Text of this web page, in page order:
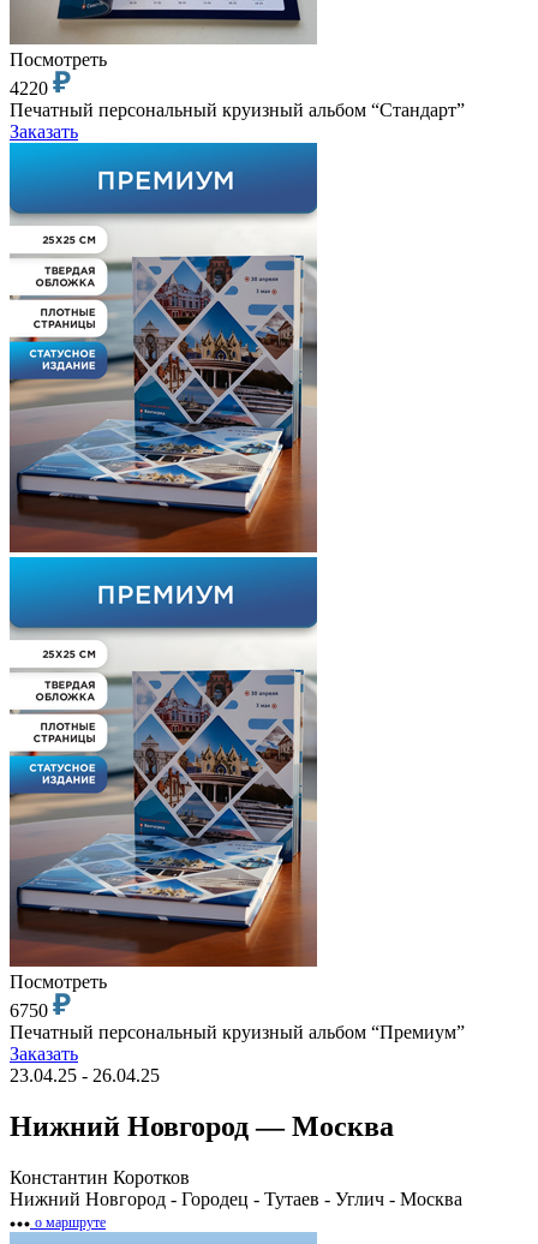
Посмотреть
4220
Печатный персональный круизный альбом “Стандарт”
Заказать
Посмотреть
6750
Печатный персональный круизный альбом “Премиум”
Заказать
23.04.25 - 26.04.25
Нижний Новгород — Москва
Константин Коротков
Нижний Новгород - Городец - Тутаев - Углич - Москва
о маршруте